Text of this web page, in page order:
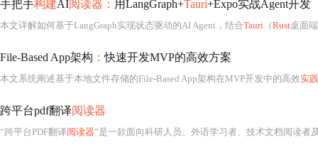
手把手构建AI阅读器： 用LangGraph+Tauri+Expo实战Agent开发
本文详解如何基于LangGraph实现状态驱动的AI Agent，结合Tauri （Rust桌面
File-Based App架构 ：快速开发MVP的高效方案
本文系统阐述基于本地文件存储的File-Based App架构在MVP开发中的高效实践
跨平台pdf翻译阅读器
“跨平台PDF翻译阅读器”是一款面向科研人员、外语学习者、技术文档阅读者及国际业务从业者等高频接触英文